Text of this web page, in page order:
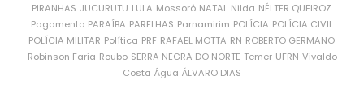
PIRANHAS JUCURUTU LULA Mossoró NATAL Nilda NÉLTER QUEIROZ
Pagamento PARAÍBA PARELHAS Parnamirim POLÍCIA POLÍCIA CIVIL
POLÍCIA MILITAR Política PRF RAFAEL MOTTA RN ROBERTO GERMANO
Robinson Faria Roubo SERRA NEGRA DO NORTE Temer UFRN Vivaldo
Costa Água ÁLVARO DIAS